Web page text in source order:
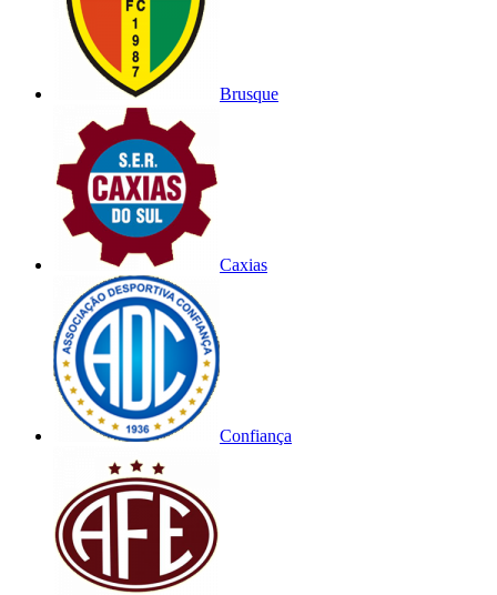
Brusque
Caxias
Confiança